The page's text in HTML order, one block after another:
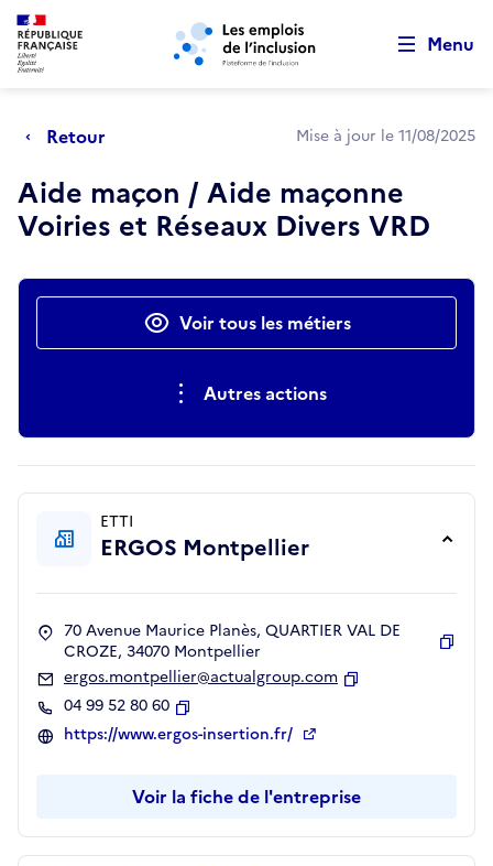
Aller au menu principal Aller au contenu principal
Menu
Retour Mise à jour le 11/08/2025
Aide maçon / Aide maçonne
Voiries et Réseaux Divers VRD
Actions rapidesVoir tous les métiers
Autres actions
ETTI
ERGOS Montpellier
70 Avenue Maurice Planès, QUARTIER VAL DE
CROZE, 34070 Montpellier
ergos.montpellier@actualgroup.com
04 99 52 80 60
Copier
https://www.ergos-insertion.fr/
Voir la fiche de l'entreprise
Retour au début de la page
Panneau de gestion des cookies